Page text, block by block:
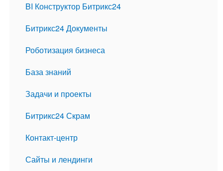
BI Конструктор Битрикс24
Битрикс24 Документы
Роботизация бизнеса
База знаний
Задачи и проекты
Битрикс24 Скрам
Контакт-центр
Сайты и лендинги